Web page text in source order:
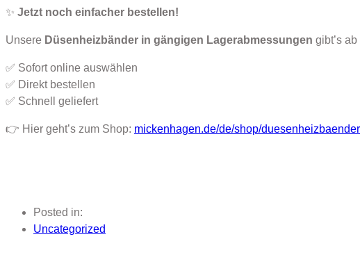
✨ Jetzt noch einfacher bestellen!
Unsere Düsenheizbänder in gängigen Lagerabmessungen gibt’s
✅ Sofort online auswählen
✅ Direkt bestellen
✅ Schnell geliefert
👉 Hier geht’s zum Shop: mickenhagen.de/de/shop/duesenheizbaender
Posted in:
Uncategorized